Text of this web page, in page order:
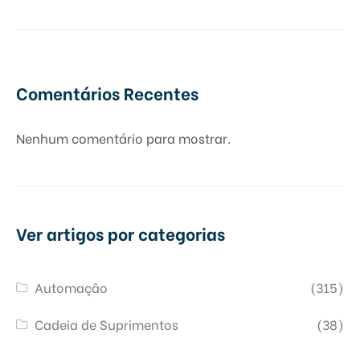
Comentários Recentes
Nenhum comentário para mostrar.
Ver artigos por categorias
Automação
(315)
Cadeia de Suprimentos
(38)